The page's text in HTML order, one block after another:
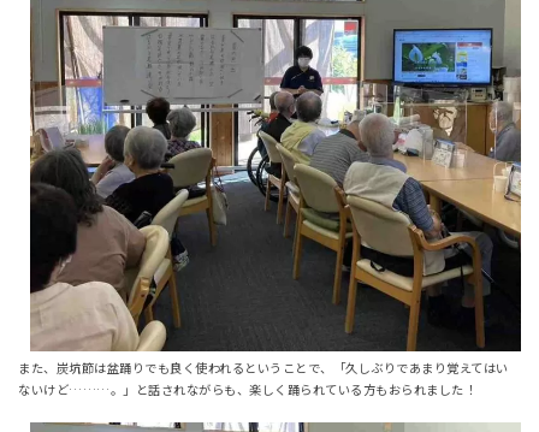
また、炭坑節は盆踊りでも良く使われるということで、「久しぶりであまり覚えてはい
ないけど………。」と話されながらも、楽しく踊られている方もおられました！